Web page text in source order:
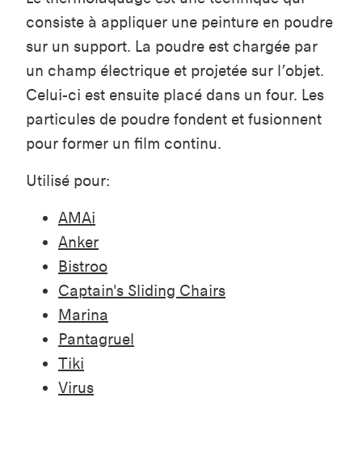
consiste à appliquer une peinture en poudre
sur un support. La poudre est chargée par
un champ électrique et projetée sur l’objet.
Celui-ci est ensuite placé dans un four. Les
particules de poudre fondent et fusionnent
pour former un film continu.
Utilisé pour:
AMAi
Anker
Bistroo
Captain's Sliding Chairs
Marina
Pantagruel
Tiki
Virus